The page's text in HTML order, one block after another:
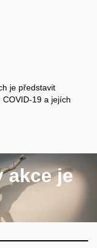
je představit
19 a jejích
akce je